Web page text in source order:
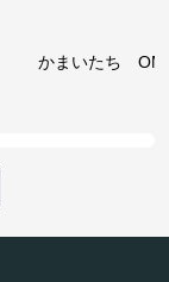
かまいたち